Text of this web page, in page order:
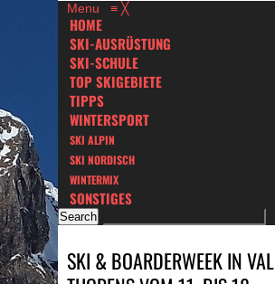
Menu ≡ ╳
HOME
SKI-AUSRÜSTUNG
SKI-SCHULE
TOP SKIGEBIETE
TIPPS
WINTERSPORT
SKI ALPIN
SKI NORDISCH
WINTERMIX
SONSTIGES
SKI & BOARDERWEEK IN VAL